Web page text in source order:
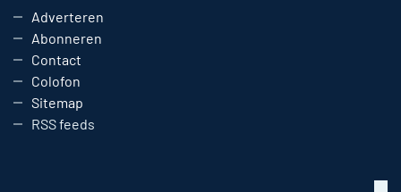
Adverteren
Abonneren
Contact
Colofon
Sitemap
RSS feeds